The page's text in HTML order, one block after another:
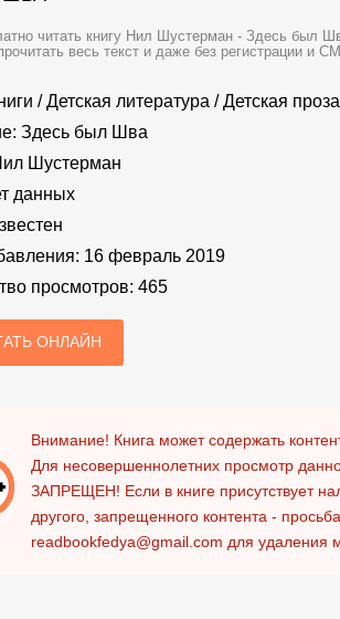
читать книгу Нил Шустерман - Здесь был
весь текст и даже без регистрации и
/Детская литература /Детская проза
Здесь был Шва
Шустерман
данных
16 февраль 2019
просмотров: 465
ОНЛАЙН
Внимание! Книга может содержать
Для несовершеннолетних просмотр
ЗАПРЕЩЕН! Если в книге присутствует
другого, запрещенного контента -
readbookfedya@gmail.com для удаления